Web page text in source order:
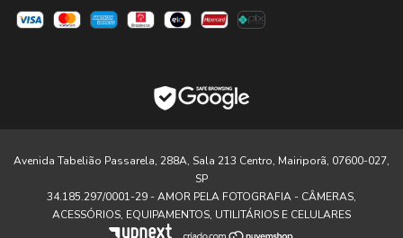
Avenida Tabelião Passarela, 288A, Sala 213 Centro, Mairiporã, 07600-027,
SP
34.185.297/0001-29 - AMOR PELA FOTOGRAFIA - CÂMERAS,
ACESSÓRIOS, EQUIPAMENTOS, UTILITÁRIOS E CELULARES